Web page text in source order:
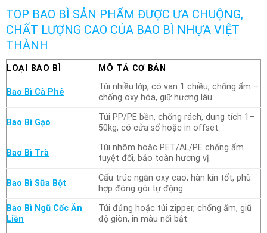
TOP BAO BÌ SẢN PHẨM ĐƯỢC ƯA CHUỘNG,
CHẤT LƯỢNG CAO CỦA BAO BÌ NHỰA VIỆT
THÀNH
LOẠI BAO BÌ MÔ TẢ CƠ BẢN
Bao Bì Cà Phê
Túi nhiều lớp, có van 1 chiều, chống ẩm –
chống oxy hóa, giữ hương lâu.
Bao Bì Gạo
Túi PP/PE bền, chống rách, dung tích 1–
50kg, có cửa sổ hoặc in offset.
Bao Bì Trà
Túi nhôm hoặc PET/AL/PE chống ẩm
tuyệt đối, bảo toàn hương vị.
Bao Bì Sữa Bột
Cấu trúc ngăn oxy cao, hàn kín tốt, phù
hợp đóng gói tự động.
Bao Bì Ngũ Cốc Ăn
Liền
Túi đứng hoặc túi zipper, chống ẩm, giữ
độ giòn, in màu nổi bật.